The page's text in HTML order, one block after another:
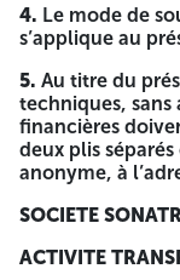
La Société
Canalisation,
portant sur la :
Fourniture des
systèmes de
Définition des
4. Le mode de
s’applique au
5. Au titre du
techniques,
financières
deux plis
anonyme, à
SOCIETE
ACTIVITE